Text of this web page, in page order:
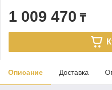
1 009 470 ₸
Описание Доставка